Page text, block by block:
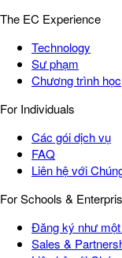
The EC Experience
Technology
Sư phạm
Chương trình học
For Individuals
Các gói dịch vụ
FAQ
Liên hệ với
For Schools &
Đăng ký như
Sales &